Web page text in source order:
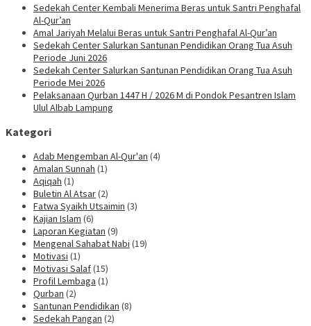
Sedekah Center Kembali Menerima Beras untuk Santri Penghafal
Al-Qur’an
Amal Jariyah Melalui Beras untuk Santri Penghafal Al-Qur’an
Sedekah Center Salurkan Santunan Pendidikan Orang Tua Asuh
Periode Juni 2026
Sedekah Center Salurkan Santunan Pendidikan Orang Tua Asuh
Periode Mei 2026
Pelaksanaan Qurban 1447 H / 2026 M di Pondok Pesantren Islam
Ulul Albab Lampung
Kategori
Adab Mengemban Al-Qur'an (4)
Amalan Sunnah (1)
Aqiqah (1)
Buletin Al Atsar(2)
Fatwa Syaikh Utsaimin (3)
Kajian Islam (6)
Laporan Kegiatan (9)
Mengenal Sahabat Nabi (19)
Motivasi (1)
Motivasi Salaf(15)
Profil Lembaga (1)
Qurban (2)
Santunan Pendidikan (8)
Sedekah Pangan (2)